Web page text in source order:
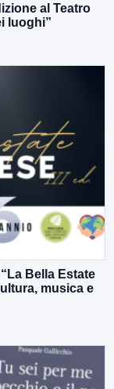
al Teatro
luoghi”
Bella Estate
musica e